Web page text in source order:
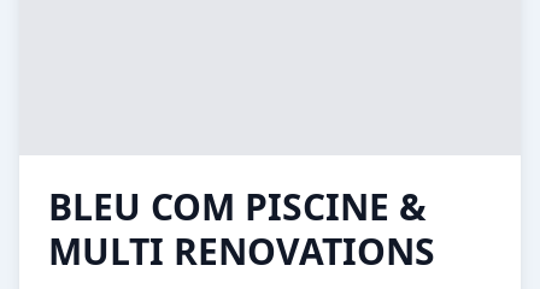
BLEU COM PISCINE &
MULTI RENOVATIONS